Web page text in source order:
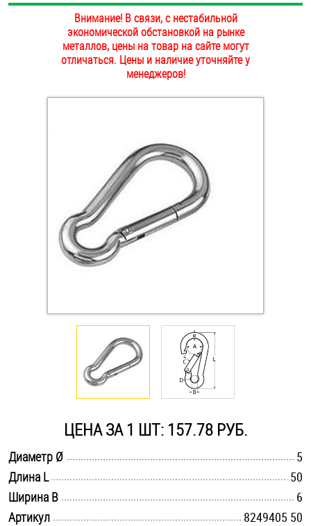
ОПЛАТА И ДОСТАВКА
НАШИ МАГАЗИНЫ
Дюбели
Заклепки (Гайки-Заклепки)
Инструмент
Крюки, кольца с метрической резьбой
Оснастка и аксессуары для яхт
Саморезы и шурупы
Стопорные кольца
Такелаж
Внимание! В связи, с нестабильной
экономической обстановкой на рынке
металлов, цены на товар на сайте могут
отличаться. Цены и наличие уточняйте у
менеджеров!
ЦЕНА ЗА 1 ШТ: 157.78 РУБ.
Диаметр Ø
5
Длина L
50
Ширина B
6
Артикул
8249405 50